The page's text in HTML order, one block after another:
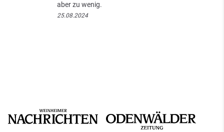
aber zu wenig.
25.08.2024